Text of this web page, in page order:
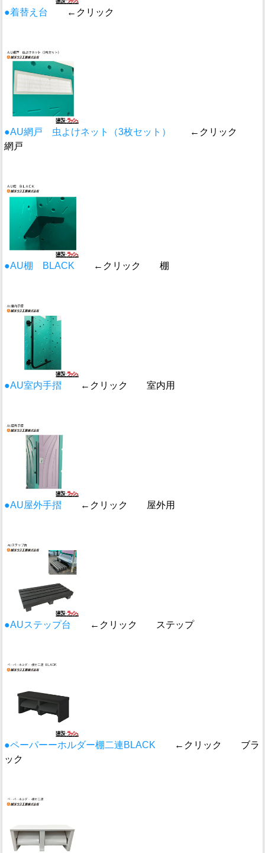
●着替え台 ←クリック
●AU網戸 虫よけネット（3枚セット）
←クリック
網戸
●AU棚 BLACK ←クリック 棚
●AU室内手摺 ←クリック 室内用
●AU屋外手摺 ←クリック 屋外用
●AUステップ台 ←クリック ステップ
●ペーパーーホルダー棚二連BLACK
←クリック ブラ
ック